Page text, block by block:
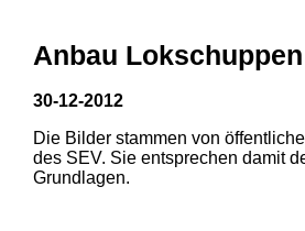
Anbau Lokschuppen
30-12-2012
Die Bilder stammen von
des SEV. Sie entsprechen damit
Grundlagen.